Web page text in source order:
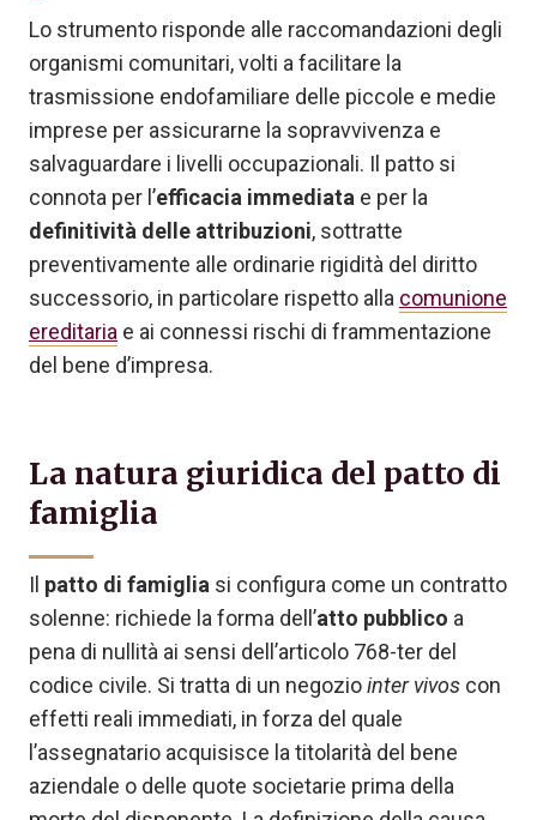
Lo strumento risponde alle raccomandazioni degli
organismi comunitari, volti a facilitare la
trasmissione endofamiliare delle piccole e medie
imprese per assicurarne la sopravvivenza e
salvaguardare i livelli occupazionali. Il patto si
connota per l’efficacia immediata e per la
definitività delle attribuzioni, sottratte
preventivamente alle ordinarie rigidità del diritto
successorio, in particolare rispetto alla comunione
ereditaria e ai connessi rischi di frammentazione
del bene d’impresa.
La natura giuridica del patto di
famiglia
Il patto di famiglia si configura come un contratto
solenne: richiede la forma dell’atto pubblico a
pena di nullità ai sensi dell’articolo 768-ter del
codice civile. Si tratta di un negoziointer vivos con
effetti reali immediati, in forza del quale
l’assegnatario acquisisce la titolarità del bene
aziendale o delle quote societarie prima della